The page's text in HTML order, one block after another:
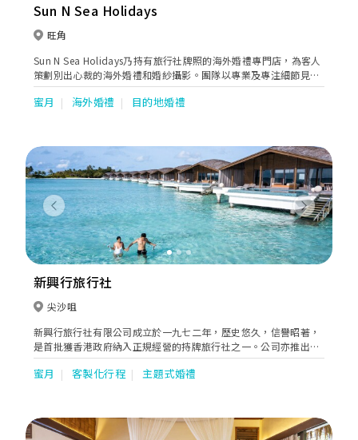
Sun N Sea Holidays
旺角
Sun N Sea Holidays乃持有旅行社牌照的海外婚禮專門店，為客人
策劃別出心裁的海外婚禮和婚紗攝影。團隊以專業及專注細節見
稱，為忙碌而追求高質素的客人提供方便、快捷、準確的一站式婚
旅服務。短短數年間，公司已為數千對新人策劃結婚、蜜月、驚喜
蜜月 海外婚禮 目的地婚禮
Previous Next
新興行旅行社
尖沙咀
新興行旅行社有限公司成立於一九七二年，歷史悠久，信譽昭著，
是首批獲香港政府納入正規經營的持牌旅行社之一。公司亦推出自
由行套票服務，讓有興趣人士自行計劃他們的行程。
蜜月 客製化行程 主題式婚禮